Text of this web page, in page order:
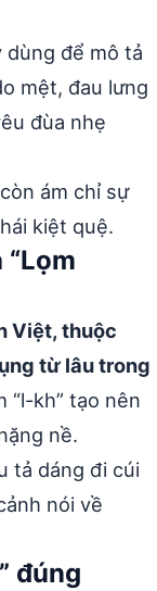
dùng để mô tả
mệt, đau lưng
đùa nhẹ
ám chỉ sự
kiệt quệ.
Việt, thuộc
từ lâu trong
“l-kh” tạo nên
nề.
tả dáng đi cúi
nói về
đúng